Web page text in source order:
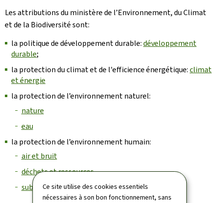
Ce site utilise des cookies essentiels
nécessaires à son bon fonctionnement, sans
Les attributions du ministère de l’Environnement, du Climat
et de la Biodiversité sont:
la politique de développement durable:développement
durable;
la protection du climat et de l'efficience énergétique:climat
et énergie
la protection de l’environnement naturel:
nature
eau
la protection de l’environnement humain:
air et bruit
déchets et ressources
substances chimiques